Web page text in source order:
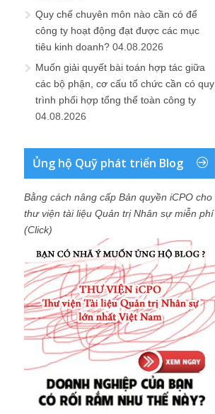
Quy chế chuyên môn nào cần có để
công ty hoạt động đạt được các mục
tiêu kinh doanh? 04.08.2026
Muốn giải quyết bài toán hợp tác giữa
các bộ phận, cơ cấu tổ chức cần có quy
trình phối hợp tổng thể toàn công ty
04.08.2026
Ủng hộ Quỹ phát triển Blog
Bằng cách nâng cấp Bản quyền iCPO cho
thư viện tài liệu Quản trị Nhân sự miễn phí
(Click)